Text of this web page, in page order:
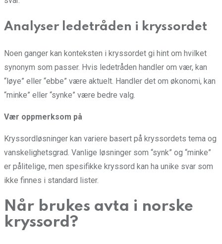
Analyser ledetråden i kryssordet
Noen ganger kan konteksten i kryssordet gi hint om hvilket
synonym som passer. Hvis ledetråden handler om vær, kan
“løye” eller “ebbe” være aktuelt. Handler det om økonomi, kan
“minke” eller “synke” være bedre valg.
Vær oppmerksom på
Kryssordløsninger kan variere basert på kryssordets tema og
vanskelighetsgrad. Vanlige løsninger som “synk” og “minke”
er pålitelige, men spesifikke kryssord kan ha unike svar som
ikke finnes i standard lister.
Når brukes avta i norske
kryssord?